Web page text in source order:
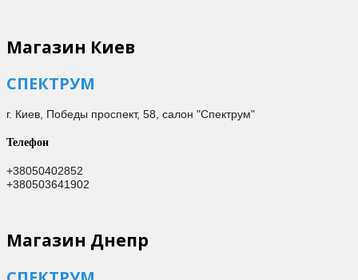
Магазин Киев
СПЕКТРУМ
г. Киев, Победы проспект, 58, салон "Спектрум"
Телефон
+38050402852
+380503641902
Магазин Днепр